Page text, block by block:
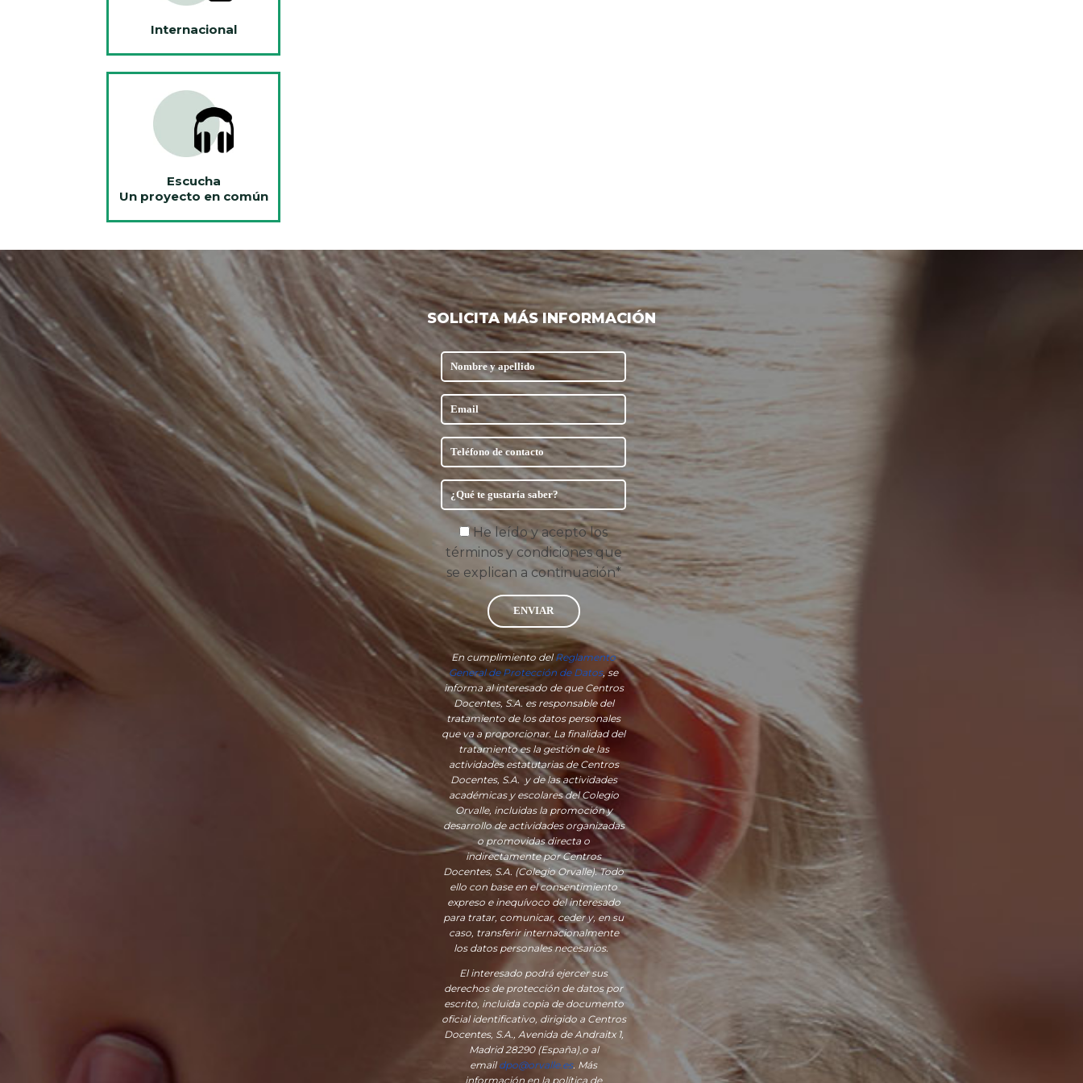
Internacional
Escucha
Un proyecto en común
SOLICITA MÁS INFORMACIÓN
He leído y acepto los
términos y condiciones que
se explican a continuación*
ENVIAR
En cumplimiento delReglamento
General de Protección de Datos, se
informa al interesado de que Centros
Docentes, S.A. es responsable del
tratamiento de los datos personales
que va a proporcionar. La finalidad del
tratamiento es la gestión de las
actividades estatutarias de Centros
Docentes, S.A. y de las actividades
académicas y escolares del Colegio
Orvalle, incluidas la promoción y
desarrollo de actividades organizadas
o promovidas directa o
indirectamente por Centros
Docentes, S.A. (Colegio Orvalle). Todo
ello con base en el consentimiento
expreso e inequívoco del interesado
para tratar, comunicar, ceder y, en su
caso, transferir internacionalmente
los datos personales necesarios.
El interesado podrá ejercer sus
derechos de protección de datos por
escrito, incluida copia de documento
oficial identificativo, dirigido a Centros
Docentes, S.A., Avenida de Andraitx 1,
Madrid 28290 (España),o al
emaildpo@orvalle.es. Más
información en la política de